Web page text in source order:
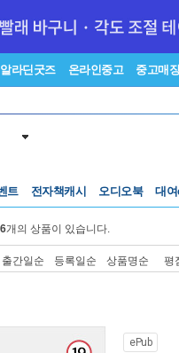
알라딘굿즈 온라인중고 중고매장
트 전자책캐시 오디오북 대
개의 상품이 있습니다.
출간일순 등록일순 상품명순 평
ePub